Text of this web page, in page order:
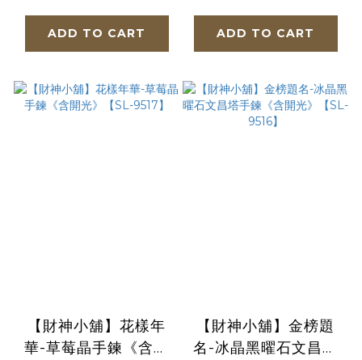
ADD TO CART ADD TO CART
【財神小舖】花樣年
華-草莓晶手鍊《含開
【財神小舖】金榜題
名-冰晶黑曜石文昌塔